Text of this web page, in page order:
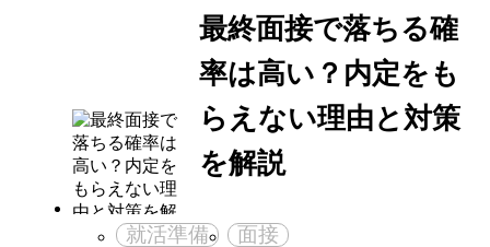
最終面接で落ちる確
率は高い？内定をも
らえない理由と対策
を解説
就活準備 面接